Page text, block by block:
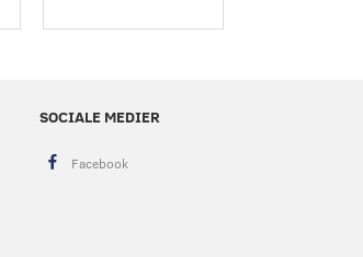
SOCIALE MEDIER